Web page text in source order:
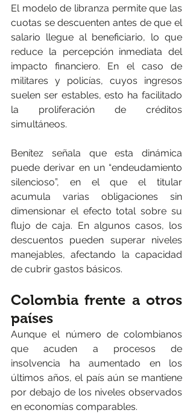
El modelo de libranza permite que las
cuotas se descuenten antes de que el
salario llegue al beneficiario, lo que
reduce la percepción inmediata del
impacto financiero. En el caso de
militares y policías, cuyos ingresos
suelen ser estables, esto ha facilitado
la proliferación de créditos
simultáneos.
Benítez señala que esta dinámica
puede derivar en un “endeudamiento
silencioso”, en el que el titular
acumula varias obligaciones sin
dimensionar el efecto total sobre su
flujo de caja. En algunos casos, los
descuentos pueden superar niveles
manejables, afectando la capacidad
de cubrir gastos básicos.
Colombia frente a otros
países
Aunque el número de colombianos
que acuden a procesos de
insolvencia ha aumentado en los
últimos años, el país aún se mantiene
por debajo de los niveles observados
en economías comparables.